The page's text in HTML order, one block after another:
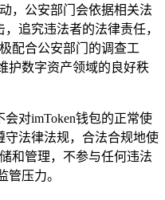
，公安部门会依据相关法
追究违法者的法律责任，
配合公安部门的调查工
护数字资产领域的良好秩
对imToken钱包的正常使
守法律法规，合法合规地使
和管理，不参与任何违法
管压力。